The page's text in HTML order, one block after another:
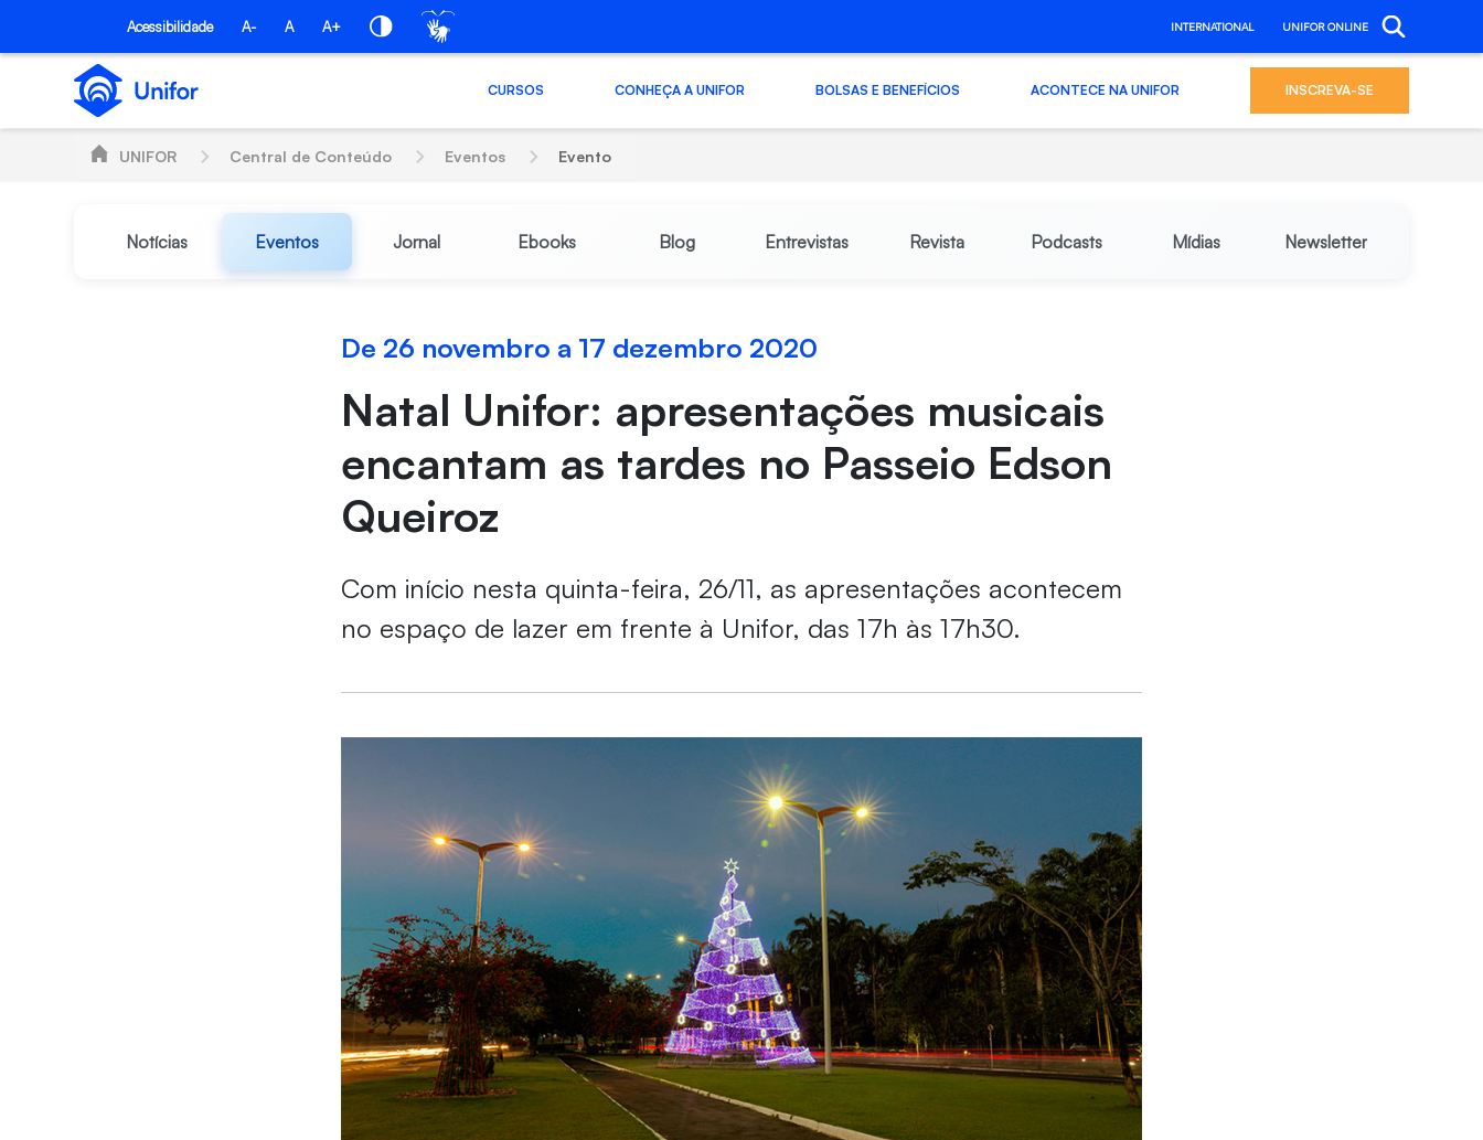
Pular para o Conteúdo principal
Acessibilidade A- A A+ INTERNATIONAL UNIFOR ONLINE
CURSOS CONHEÇA A UNIFOR BOLSAS E BENEFÍCIOS ACONTECE NA UNIFOR INSCREVA-SE
UNIFOR Central de Conteúdo Eventos Evento
Notícias Eventos Jornal Ebooks Blog Entrevistas Revista Podcasts Mídias Newsletter
De 26 novembro a 17 dezembro 2020
Natal Unifor: apresentações musicais
encantam as tardes no Passeio Edson
Queiroz
Com início nesta quinta-feira, 26/11, as apresentações acontecem
no espaço de lazer em frente à Unifor, das 17h às 17h30.